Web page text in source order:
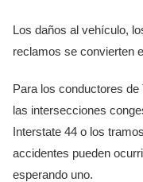
Los daños al vehículo,
reclamos se convierten
Para los conductores
las intersecciones
Interstate 44 o los
accidentes pueden
esperando uno.